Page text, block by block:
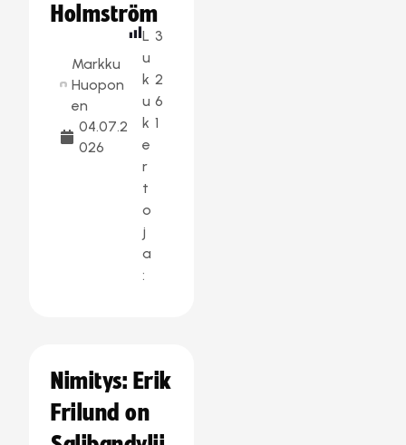
Holmström
Markku
Huopon
en
04.07.2
026
L
u
k
u
k
e
r
t
o
j
a
:
3
2
6
1
Nimitys: Erik
Frilund on